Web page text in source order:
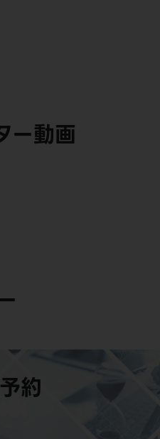
ー動画
約